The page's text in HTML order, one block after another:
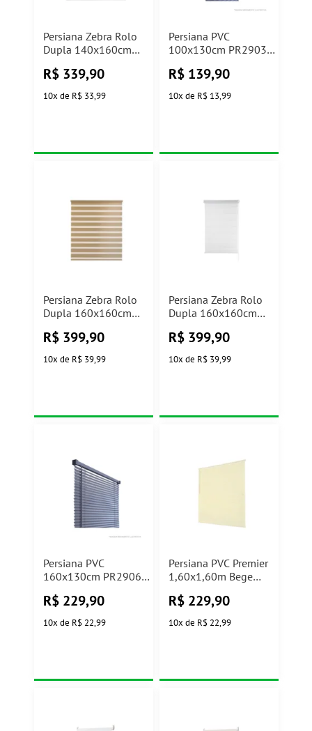
Persiana Zebra Rolo
Dupla 140x160cm
R$ 339,90
10x de R$ 33,99
Persiana PVC
100x130cm PR2903-
R$ 139,90
10x de R$ 13,99
Persiana Zebra Rolo
Dupla 160x160cm
R$ 399,90
10x de R$ 39,99
Persiana Zebra Rolo
Dupla 160x160cm
R$ 399,90
10x de R$ 39,99
Persiana PVC
160x130cm PR2906-
R$ 229,90
10x de R$ 22,99
Persiana PVC Premier
1,60x1,60m Bege
R$ 229,90
10x de R$ 22,99